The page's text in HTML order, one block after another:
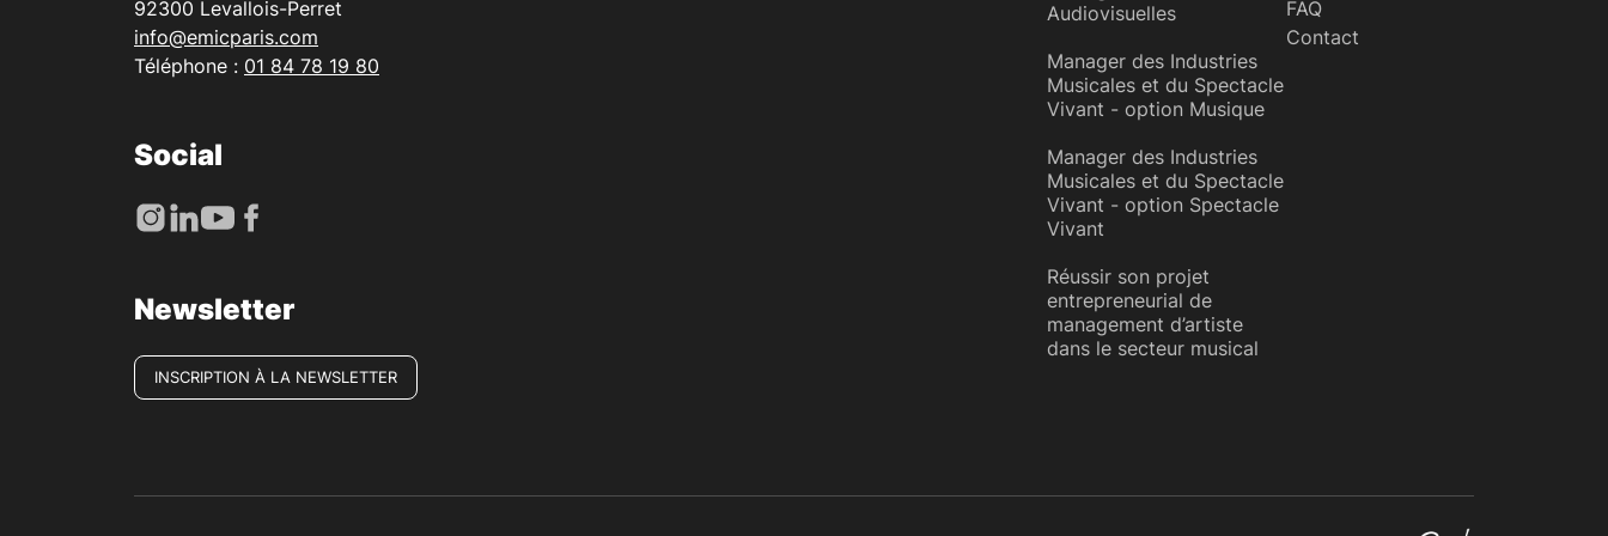
92300 Levallois-Perret
info@emicparis.com
Téléphone : 01 84 78 19 80
Social
Newsletter
INSCRIPTION À LA NEWSLETTER
Audiovisuelles
Manager des Industries
Musicales et du Spectacle
Vivant - option Musique
Manager des Industries
Musicales et du Spectacle
Vivant - option Spectacle
Vivant
Réussir son projet
entrepreneurial de
management d’artiste
dans le secteur musical
FAQ
Contact